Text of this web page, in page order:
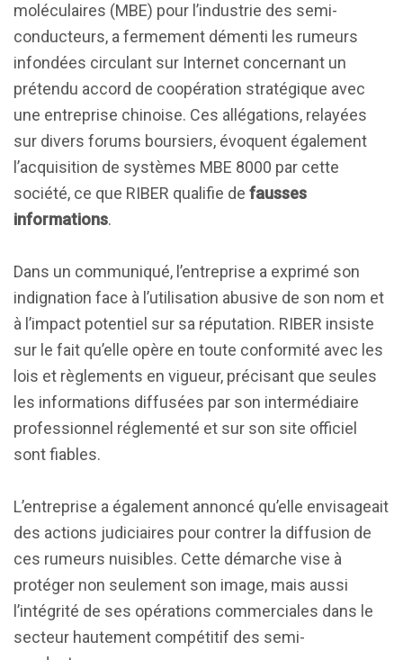
moléculaires (MBE) pour l’industrie des semi-
conducteurs, a fermement démenti les rumeurs
infondées circulant sur Internet concernant un
prétendu accord de coopération stratégique avec
une entreprise chinoise. Ces allégations, relayées
sur divers forums boursiers, évoquent également
l’acquisition de systèmes MBE 8000 par cette
société, ce que RIBER qualifie de fausses
informations.
Dans un communiqué, l’entreprise a exprimé son
indignation face à l’utilisation abusive de son nom et
à l’impact potentiel sur sa réputation. RIBER insiste
sur le fait qu’elle opère en toute conformité avec les
lois et règlements en vigueur, précisant que seules
les informations diffusées par son intermédiaire
professionnel réglementé et sur son site officiel
sont fiables.
L’entreprise a également annoncé qu’elle envisageait
des actions judiciaires pour contrer la diffusion de
ces rumeurs nuisibles. Cette démarche vise à
protéger non seulement son image, mais aussi
l’intégrité de ses opérations commerciales dans le
secteur hautement compétitif des semi-